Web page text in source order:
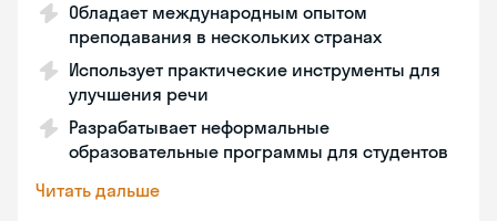
Обладает международным опытом
преподавания в нескольких странах
Использует практические инструменты для
улучшения речи
Разрабатывает неформальные
образовательные программы для студентов
Читать дальше